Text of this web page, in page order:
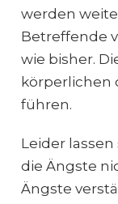
werden
Betreffende
wie bisher.
körperlichen
führen.
Leider
die Ängste
Ängste